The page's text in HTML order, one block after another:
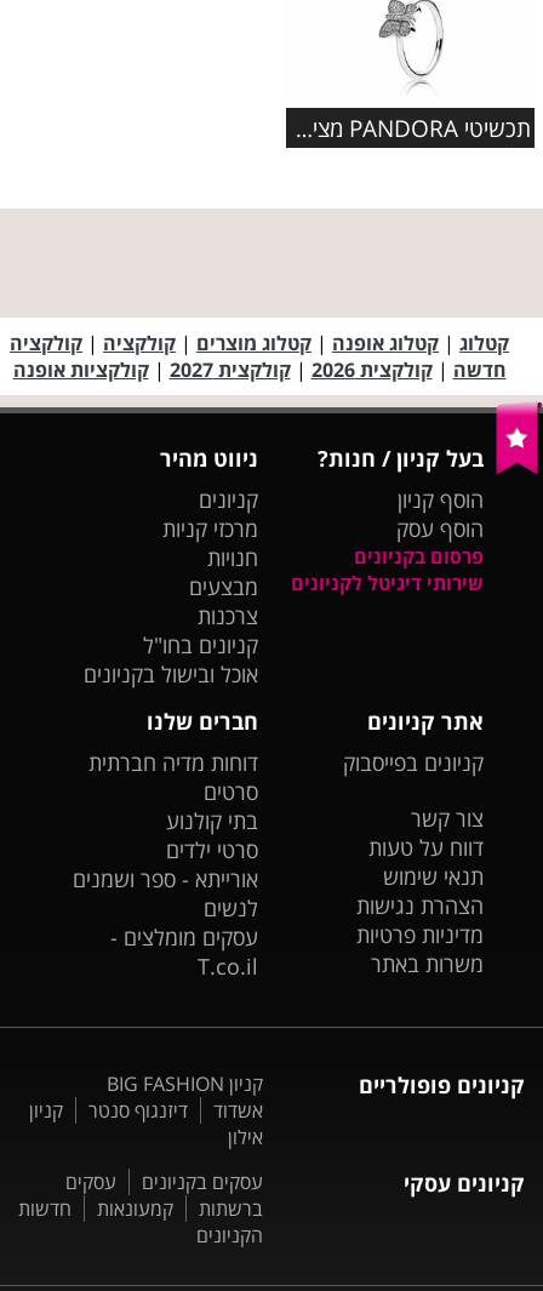
תכשיטי PANDORA מציגים: קולקציית תכשיטי פרפרים מעוצבת
קטלוג | קטלוג אופנה | קטלוג מוצרים | קולקציה | קולקציה
חדשה |קולקצית 2026 |קולקצית 2027 |קולקציות אופנה
בעל קניון / חנות?
הוסף קניון
הוסף עסק
פרסום בקניונים
שירותי דיגיטל לקניונים
ניווט מהיר
קניונים
מרכזי קניות
חנויות
מבצעים
צרכנות
קניונים בחו"ל
אוכל ובישול בקניונים
אתר קניונים
קניונים בפייסבוק
צור קשר
דווח על טעות
תנאי שימוש
הצהרת נגישות
מדיניות פרטיות
משרות באתר
חברים שלנו
דוחות מדיה חברתית
סרטים
בתי קולנוע
סרטי ילדים
אורייתא - ספר ושמנים
לנשים
עסקים מומלצים -
T.co.il
קניונים פופולריים
קניון BIG FASHION
אשדוד
דיזנגוף סנטר
קניון
אילון
קניונים עסקי עסקים בקניונים
עסקים
ברשתות
קמעונאות
חדשות
הקניונים